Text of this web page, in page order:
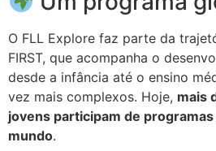
O FLL Explore faz parte da
FIRST, que acompanha o
desde a infância até o ensino
vez mais complexos. Hoje, mais
jovens participam de programas
mundo.